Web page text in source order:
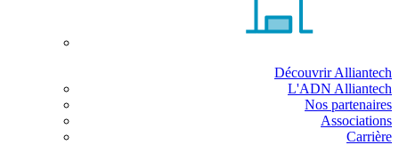
Découvrir Alliantech
L'ADN Alliantech
Nos partenaires
Associations
Carrière